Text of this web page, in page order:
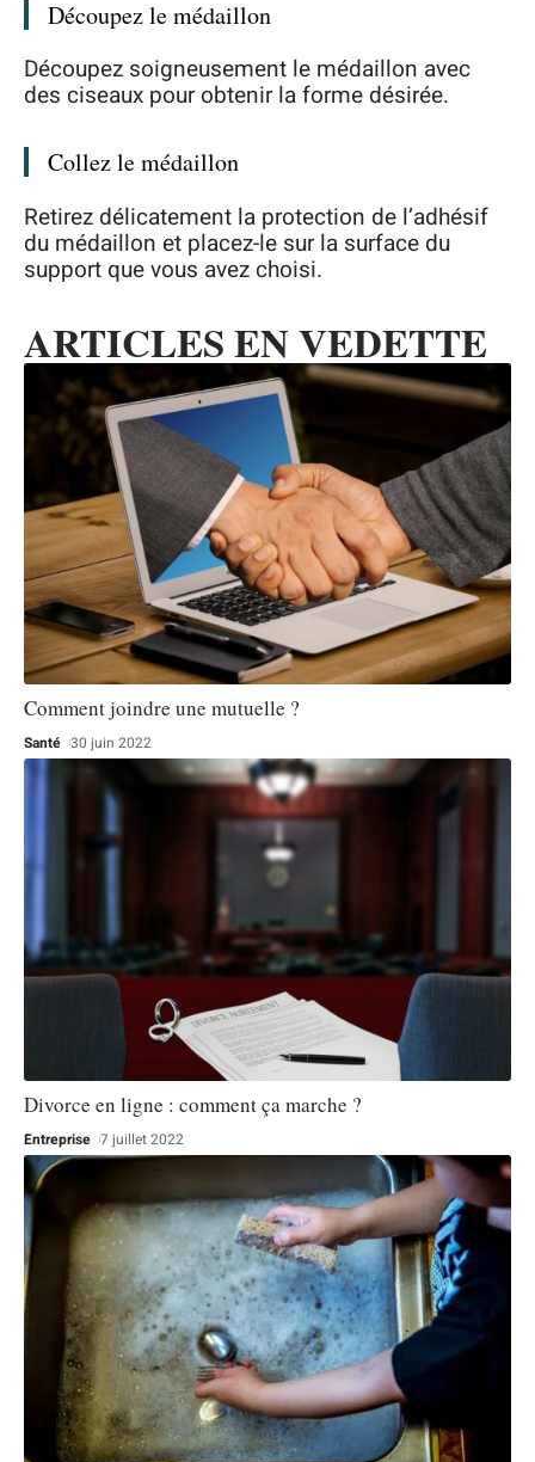
Découpez le médaillon
Découpez soigneusement le médaillon avec
des ciseaux pour obtenir la forme désirée.
Collez le médaillon
Retirez délicatement la protection de l’adhésif
du médaillon et placez-le sur la surface du
support que vous avez choisi.
ARTICLES EN VEDETTE
Comment joindre une mutuelle ?
Santé 30 juin 2022
Divorce en ligne : comment ça marche ?
Entreprise 7 juillet 2022